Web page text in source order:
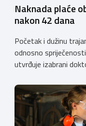
Naknada plaće
nakon 42 dana
Početak i dužinu
odnosno
utvrđuje izabrani
zdravstvene zaštite
osiguraniku pripada
Zakonom o
(“Narodne novine”,